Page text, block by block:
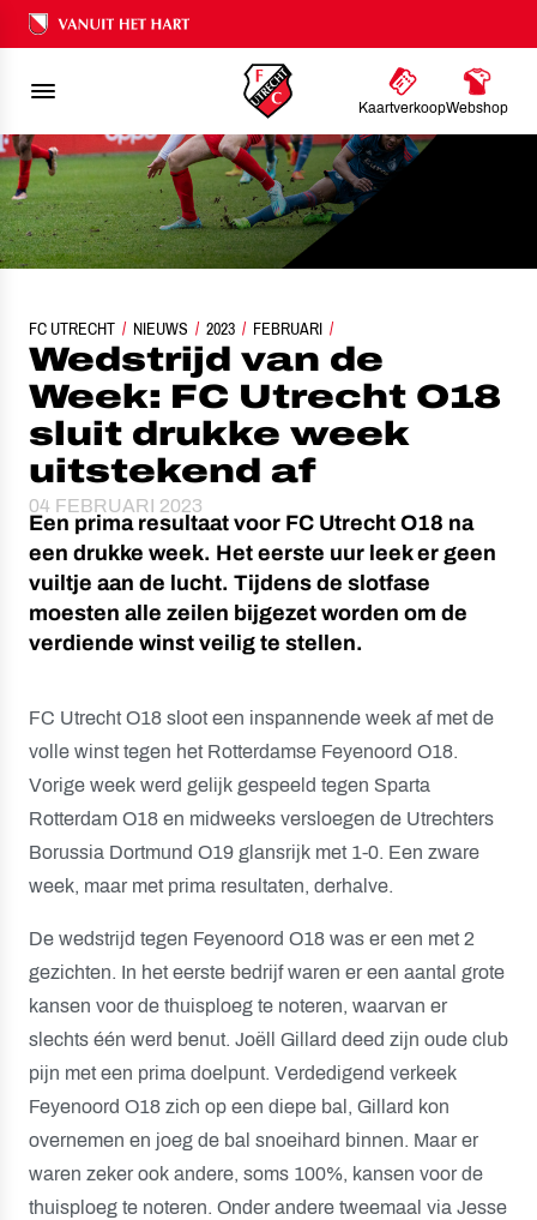
Ons nalatenschap
KaartverkoopWebshop
FC UTRECHT NIEUWS 2023 FEBRUARI
WEDSTRIJD VAN DE WEEK: FC UTRECHT O18 SLUIT DRUKKE WEEK
Wedstrijd van de
Week: FC Utrecht O18
sluit drukke week
uitstekend af
04 FEBRUARI 2023
Een prima resultaat voor FC Utrecht O18 na
een drukke week. Het eerste uur leek er geen
vuiltje aan de lucht. Tijdens de slotfase
moesten alle zeilen bijgezet worden om de
verdiende winst veilig te stellen.
FC Utrecht O18 sloot een inspannende week af met de
volle winst tegen het Rotterdamse Feyenoord O18.
Vorige week werd gelijk gespeeld tegen Sparta
Rotterdam O18 en midweeks versloegen de Utrechters
Borussia Dortmund O19 glansrijk met 1-0. Een zware
week, maar met prima resultaten, derhalve.
De wedstrijd tegen Feyenoord O18 was er een met 2
gezichten. In het eerste bedrijf waren er een aantal grote
kansen voor de thuisploeg te noteren, waarvan er
slechts één werd benut. Joëll Gillard deed zijn oude club
pijn met een prima doelpunt. Verdedigend verkeek
Feyenoord O18 zich op een diepe bal, Gillard kon
overnemen en joeg de bal snoeihard binnen. Maar er
waren zeker ook andere, soms 100%, kansen voor de
thuisploeg te noteren. Onder andere tweemaal via Jesse